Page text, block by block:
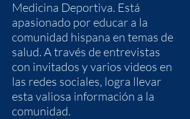
Medicina Deportiva. Está
apasionado por educar a la
comunidad hispana en temas de
salud. A través de entrevistas
con invitados y varios videos en
las redes sociales, logra llevar
esta valiosa información a la
comunidad.